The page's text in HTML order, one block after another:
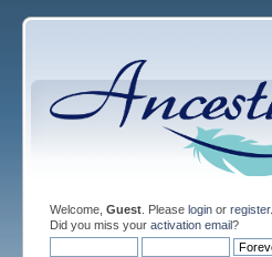
Welcome, Guest. Please loginor register.
Did you miss your activation email?